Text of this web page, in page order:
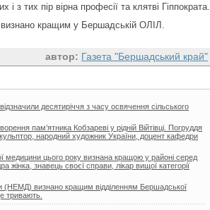
тих пір вірна професії та клятві Гіппократа.
визнано кращим у Бершадській ОЛІЛ.
автор: Газета "Бершадський край"
десятиріччя з часу освячення сільського
пам’ятника Кобзареві у рідній Війтівці. Погруддя
народний художник України, доцент кафедри
медицини цього року визнана кращою у районі серед
знавець своєї справи, лікар вищої категорії
(НЕМД) визнано кращим відділенням Бершадської
тривають.